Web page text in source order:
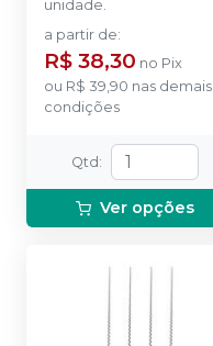
unidade.
a partir de:
R$ 38,30 no Pix
ou R$ 39,90 nas demais
condições
Qtd :
Ver opções